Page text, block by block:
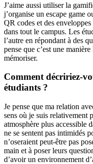
J’aime aussi utiliser la
j’organise un escape game
QR codes et des
dans tout le campus. Les
l’autre en répondant à des
pense que c’est une
mémoriser.
Comment décririez-
étudiants ?
Je pense que ma relation
sens où je suis relativement
atmosphère plus accessible
ne se sentent pas intimidés
n’oseraient peut-être pas
main et à poser leurs
d’avoir un environnement